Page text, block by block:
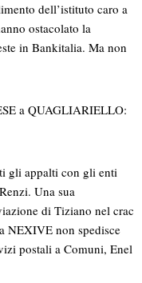
dell’istituto caro a
ostacolato la
in Bankitalia. Ma non
a QUAGLIARIELLO:
gli appalti con gli enti
Una sua
di Tiziano nel crac
NEXIVE non spedisce
postali a Comuni, Enel